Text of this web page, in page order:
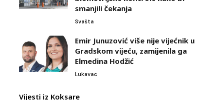
smanjili čekanja
Svašta
Emir Junuzović više nije vijećnik u
Gradskom vijeću, zamijenila ga
Elmedina Hodžić
Lukavac
Vijesti iz Koksare